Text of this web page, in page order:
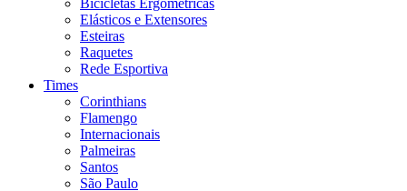
Elásticos e Extensores
Esteiras
Raquetes
Rede Esportiva
Times
Corinthians
Flamengo
Internacionais
Palmeiras
Santos
São Paulo